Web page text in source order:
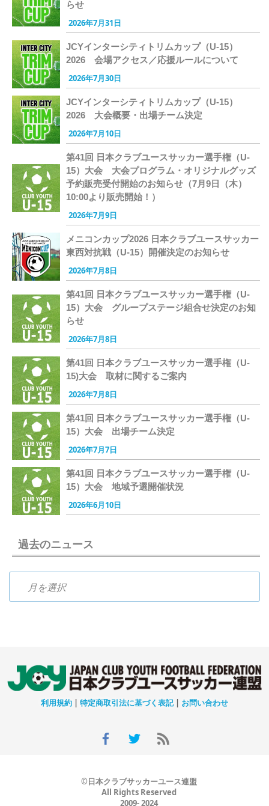
らせ
2026年7月31日
JCYインターシティトリムカップ（U-15）
2026 会場アクセス／応援ルールについて
2026年7月30日
JCYインターシティトリムカップ（U-15）
2026 大会概要・出場チーム決定
2026年7月10日
第41回 日本クラブユースサッカー選手権（U-
15）大会 大会プログラム・オリジナルグッズ
予約販売受付開始のお知らせ（7月9日（木）
10:00より販売開始！）
2026年7月9日
メニコンカップ2026 日本クラブユースサッカー
東西対抗戦（U-15）開催決定のお知らせ
2026年7月8日
第41回 日本クラブユースサッカー選手権（U-
15）大会 グループステージ組合せ決定のお知
らせ
2026年7月8日
第41回 日本クラブユースサッカー選手権（U-
15)大会 取材に関するご案内
2026年7月8日
第41回 日本クラブユースサッカー選手権（U-
15）大会 出場チーム決定
2026年7月7日
第41回 日本クラブユースサッカー選手権（U-
15）大会 地域予選開催状況
2026年6月10日
過去のニュース
過去のニュース
利用規約 | 特定商取引法に基づく表記| お問い合わせ
©日本クラブサッカーユース連盟
All Rights Reserved
2009- 2024